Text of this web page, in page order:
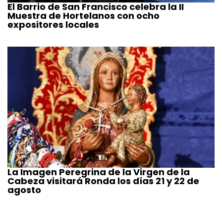
El Barrio de San Francisco celebra la II
Muestra de Hortelanos con ocho
expositores locales
La Imagen Peregrina de la Virgen de la
Cabeza visitará Ronda los días 21 y 22 de
agosto